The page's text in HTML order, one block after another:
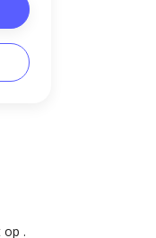
op .